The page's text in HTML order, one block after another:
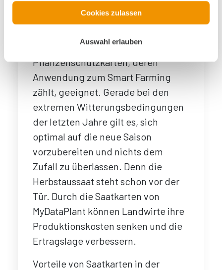
Cookies zulassen
Auswahl erlauben
Die Anwendung von
Applikationskarten ist vor allem im
und Raps sind Saat, Dünger und
Pflanzenschutzkarten, deren
Anwendung zum Smart Farming
zählt, geeignet. Gerade bei den
extremen Witterungsbedingungen
der letzten Jahre gilt es, sich
optimal auf die neue Saison
vorzubereiten und nichts dem
Zufall zu überlassen. Denn die
Herbstaussaat steht schon vor der
Tür. Durch die Saatkarten von
MyDataPlant können Landwirte ihre
Produktionskosten senken und die
Ertragslage verbessern.
Vorteile von Saatkarten in der